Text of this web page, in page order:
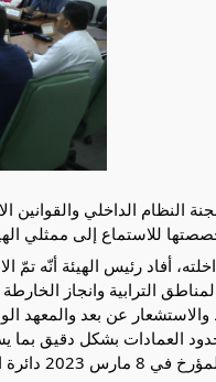
أفاد رئيس الهيئة أنّه تمّ
الترابية وانجاز
والاستشعار عن بعد والمعهد